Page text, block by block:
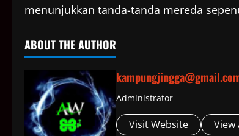
menunjukkan tanda-tanda mereda
ABOUT THE AUTHOR
Administrator
Visit Website View